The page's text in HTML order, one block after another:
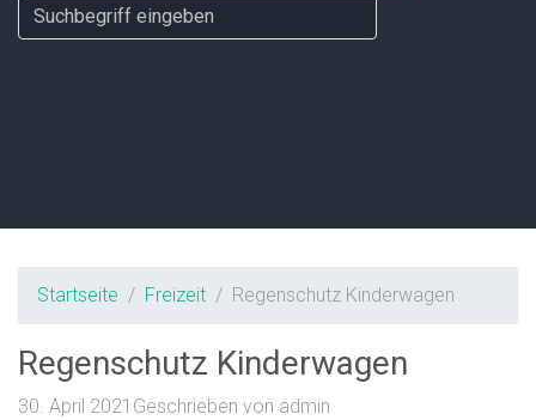
Startseite Freizeit Regenschutz Kinderwagen
Regenschutz Kinderwagen
30. April 2021 Geschrieben von admin